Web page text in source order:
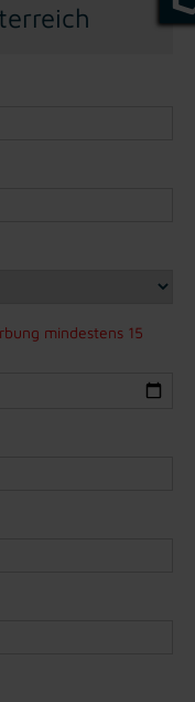
mindestens 15